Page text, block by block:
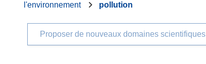
l'environnement
pollution
Proposer de nouveaux domaines scientifiques